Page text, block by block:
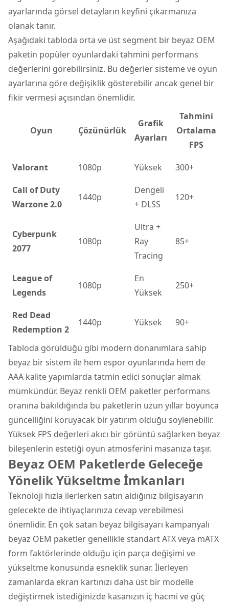
ayarlarında görsel detayların keyfini çıkarmanıza
olanak tanır.
Aşağıdaki tabloda orta ve üst segment bir beyaz OEM
paketin popüler oyunlardaki tahmini performans
değerlerini görebilirsiniz. Bu değerler sisteme ve oyun
ayarlarına göre değişiklik gösterebilir ancak genel bir
fikir vermesi açısından önemlidir.
Oyun Çözünürlük
Grafik
Ayarları
Tahmini
Ortalama
FPS
Valorant
1080p Yüksek
300+
Call of Duty
Warzone 2.0
1440p
Dengeli
+ DLSS
120+
Cyberpunk
2077
1080p
Ultra +
Ray
Tracing
85+
League of
Legends
1080p
En
Yüksek
250+
Red Dead
Redemption 2
1440p Yüksek 90+
Tabloda görüldüğü gibi modern donanımlara sahip
beyaz bir sistem ile hem espor oyunlarında hem de
AAA kalite yapımlarda tatmin edici sonuçlar almak
mümkündür. Beyaz renkli OEM paketler performans
oranına bakıldığında bu paketlerin uzun yıllar boyunca
güncelliğini koruyacak bir yatırım olduğu söylenebilir.
Yüksek FPS değerleri akıcı bir görüntü sağlarken beyaz
bileşenlerin estetiği oyun atmosferini masanıza taşır.
Beyaz OEM Paketlerde Geleceğe
Yönelik Yükseltme İmkanları
Teknoloji hızla ilerlerken satın aldığınız bilgisayarın
gelecekte de ihtiyaçlarınıza cevap verebilmesi
önemlidir. En çok satan beyaz bilgisayarı kampanyalı
beyaz OEM paketler genellikle standart ATX veya mATX
form faktörlerinde olduğu için parça değişimi ve
yükseltme konusunda esneklik sunar. İlerleyen
zamanlarda ekran kartınızı daha üst bir modelle
değiştirmek istediğinizde kasanızın iç hacmi ve güç